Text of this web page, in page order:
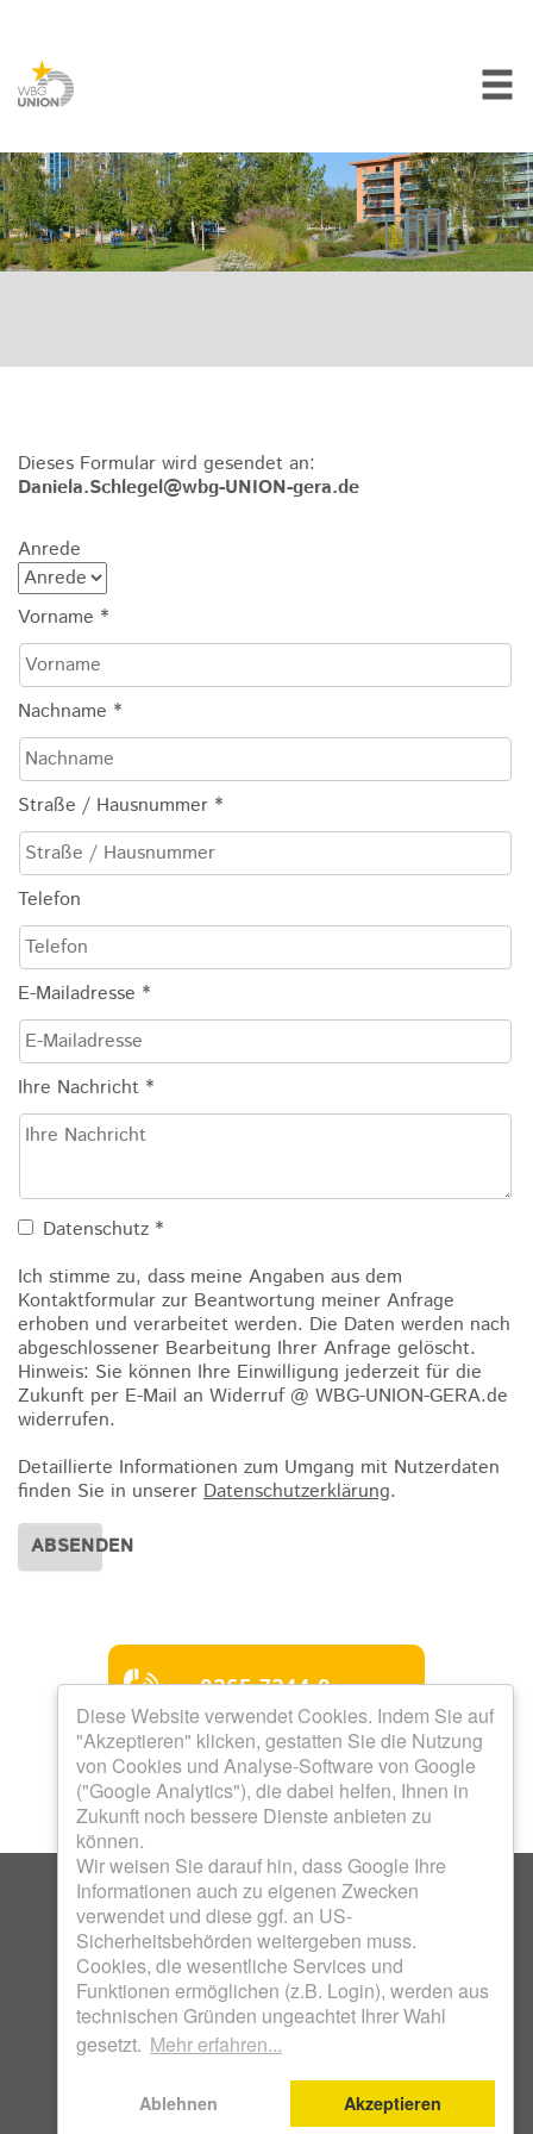
Diese Website verwendet Cookies. Indem Sie auf
"Akzeptieren" klicken, gestatten Sie die Nutzung
von Cookies und Analyse-Software von Google
("Google Analytics"), die dabei helfen, Ihnen in
Zukunft noch bessere Dienste anbieten zu
können.
Wir weisen Sie darauf hin, dass Google Ihre
Informationen auch zu eigenen Zwecken
verwendet und diese ggf. an US-
Sicherheitsbehörden weitergeben muss.
Cookies, die wesentliche Services und
Funktionen ermöglichen (z.B. Login), werden aus
technischen Gründen ungeachtet Ihrer Wahl
gesetzt. Mehr erfahren...
Ablehnen Akzeptieren
Dieses Formular wird gesendet an:
Daniela.Schlegel@wbg-UNION-gera.de
Anrede
Vorname *
Nachname *
Straße / Hausnummer *
Telefon
E-Mailadresse *
Ihre Nachricht *
Datenschutz *
Ich stimme zu, dass meine Angaben aus dem
Kontaktformular zur Beantwortung meiner Anfrage
erhoben und verarbeitet werden. Die Daten werden nach
abgeschlossener Bearbeitung Ihrer Anfrage gelöscht.
Hinweis: Sie können Ihre Einwilligung jederzeit für die
Zukunft per E-Mail an Widerruf @ WBG-UNION-GERA.de
widerrufen.
Detaillierte Informationen zum Umgang mit Nutzerdaten
finden Sie in unserer Datenschutzerklärung.
ABSENDEN
0365 7344-0
Mo bis Do 8.00 - 12.00 Uhr
Mo bis Do 13.00 - 16.00
Uhr
Freitag 8.00 - 12.00 Uhr
KOSTENLOSES WOHNFON 0800 17 18 800 .
WOHNUNGSBAUGENOSSENSCHAFT UNION EG .
SCHENKENDORFSTRASSE 28 . 07548 GERA |
IMPRESSUM
DATENSCHUTZ